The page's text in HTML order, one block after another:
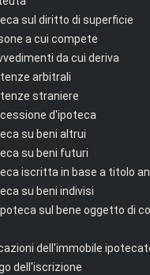
sul diritto di superficie
a cui compete
da cui deriva
arbitrali
straniere
d'ipoteca
su beni altrui
su beni futuri
iscritta in base a titolo
su beni indivisi
sul bene oggetto di
dell'immobile
dell'iscrizione